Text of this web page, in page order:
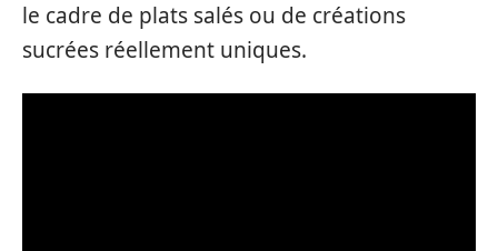
le cadre de plats salés ou de créations
sucrées réellement uniques.